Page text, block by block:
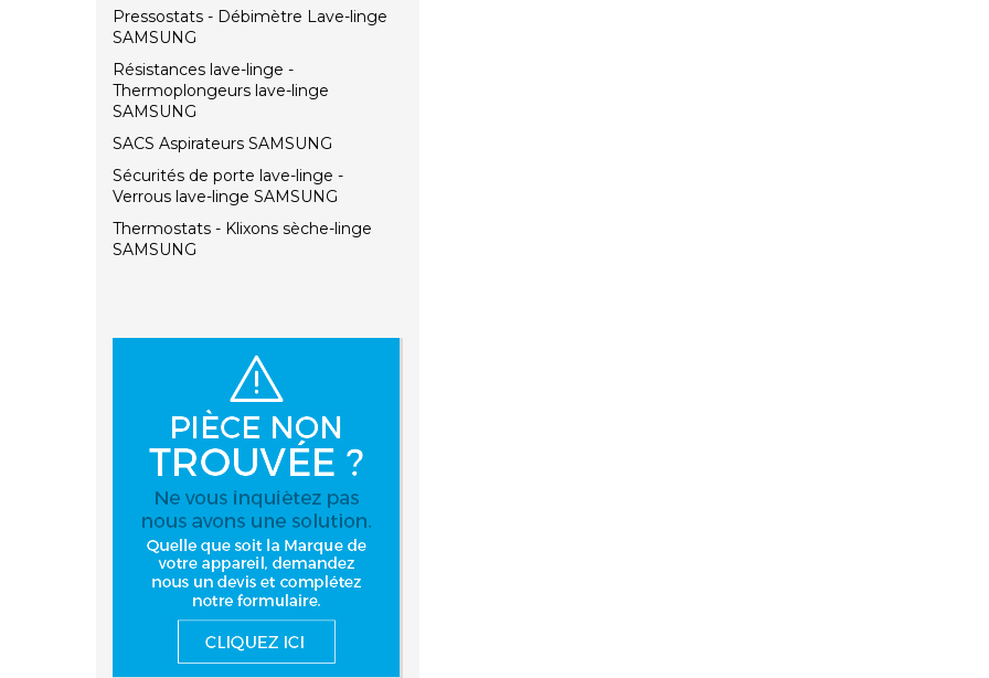
Pressostats - Débimètre Lave-linge
SAMSUNG
Résistances lave-linge -
Thermoplongeurs lave-linge
SAMSUNG
SACS Aspirateurs SAMSUNG
Sécurités de porte lave-linge -
Verrous lave-linge SAMSUNG
Thermostats - Klixons sèche-linge
SAMSUNG